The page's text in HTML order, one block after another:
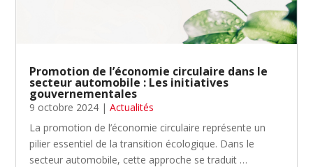
Promotion de l’économie circulaire dans le
secteur automobile : Les initiatives
gouvernementales
9 octobre 2024 |Actualités
La promotion de l’économie circulaire représente un
pilier essentiel de la transition écologique. Dans le
secteur automobile, cette approche se traduit …